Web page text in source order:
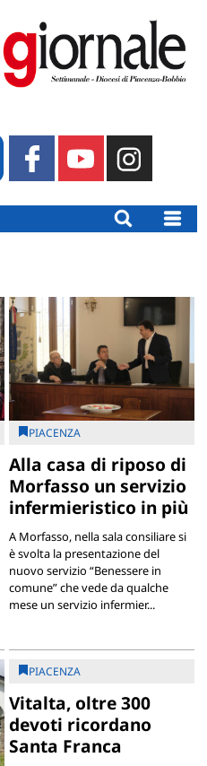
PIACENZA
Alla casa di riposo di
Morfasso un servizio
infermieristico in più
A Morfasso, nella sala consiliare si
è svolta la presentazione del
nuovo servizio “Benessere in
comune” che vede da qualche
mese un servizio infermier...
PIACENZA
Vitalta, oltre 300
devoti ricordano
Santa Franca